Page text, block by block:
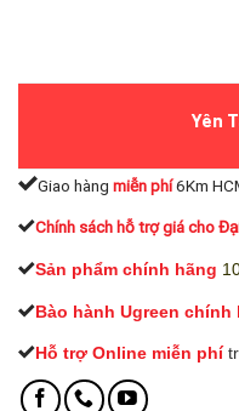
Yên
Giao hàng miễn phí6Km
Chính sách hỗ trợ giá cho
Sản phẩm chính hãng
Bào hành Ugreen chính
Hỗ trợ Online miễn phí t